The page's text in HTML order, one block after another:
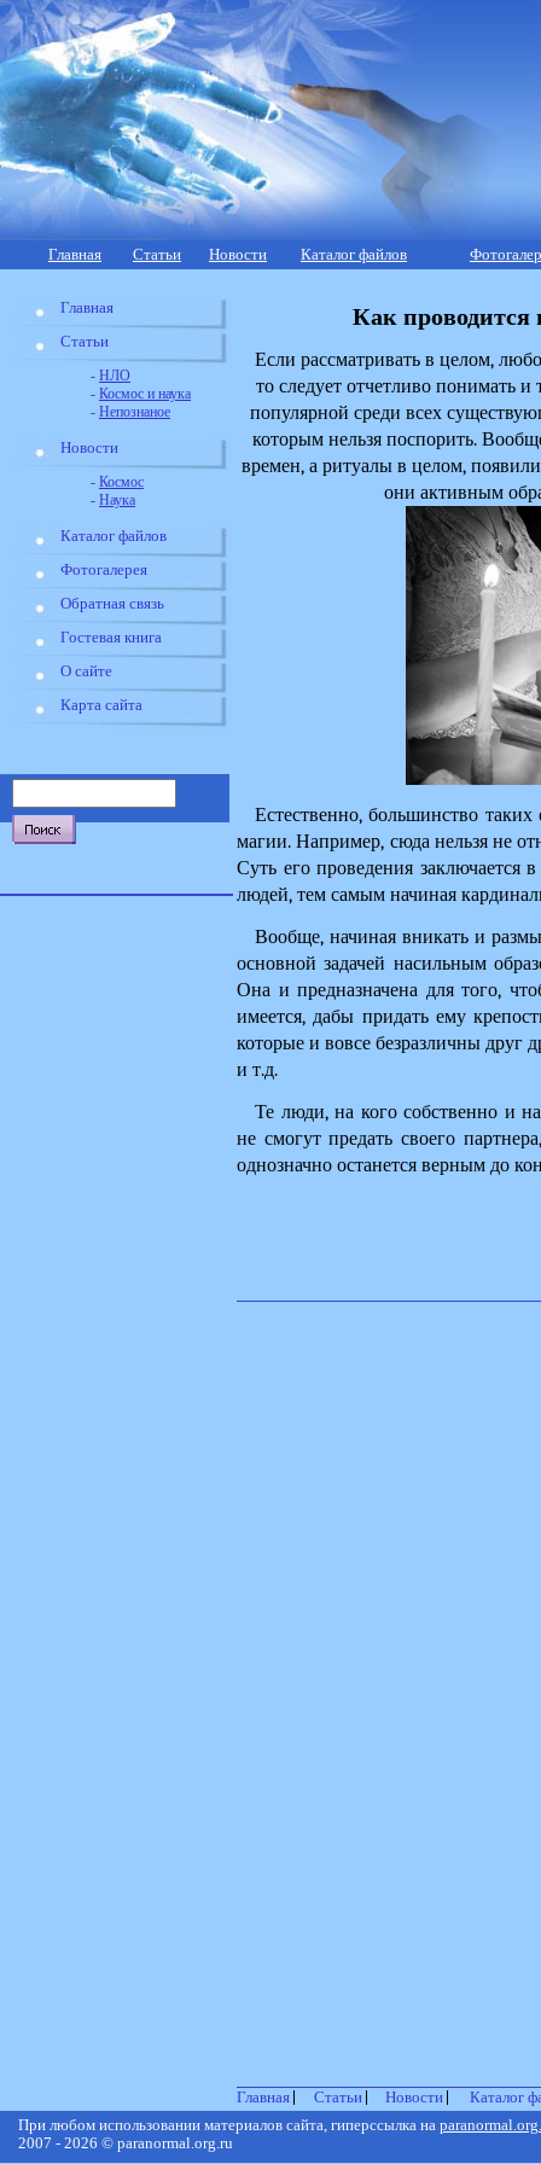
Главная Статьи Новости Каталог файлов
Главная
Статьи
- НЛО
- Космос и наука
- Непознаное
Новости
- Космос
- Наука
Каталог файлов
Фотогалерея
Обратная связь
Гостевая книга
О сайте
Карта сайта
Как проводится
Если рассматривать в целом,
то следует отчетливо понимать и
популярной среди всех
которым нельзя поспорить.
времен, а ритуалы в целом,
они активным
Естественно, большинство
магии. Например, сюда нельзя не
Суть его проведения заключается
людей, тем самым начиная
Вообще, начиная вникать и
основной задачей насильным
Она и предназначена для того,
имеется, дабы придать ему
которые и вовсе безразличны друг
и т.д.
Те люди, на кого собственно и
не смогут предать своего
однозначно останется верным до
Главная Статьи Новости
Каталог
При любом использовании материалов сайта, гиперссылка на
2007 - 2026 © paranormal.org.ru